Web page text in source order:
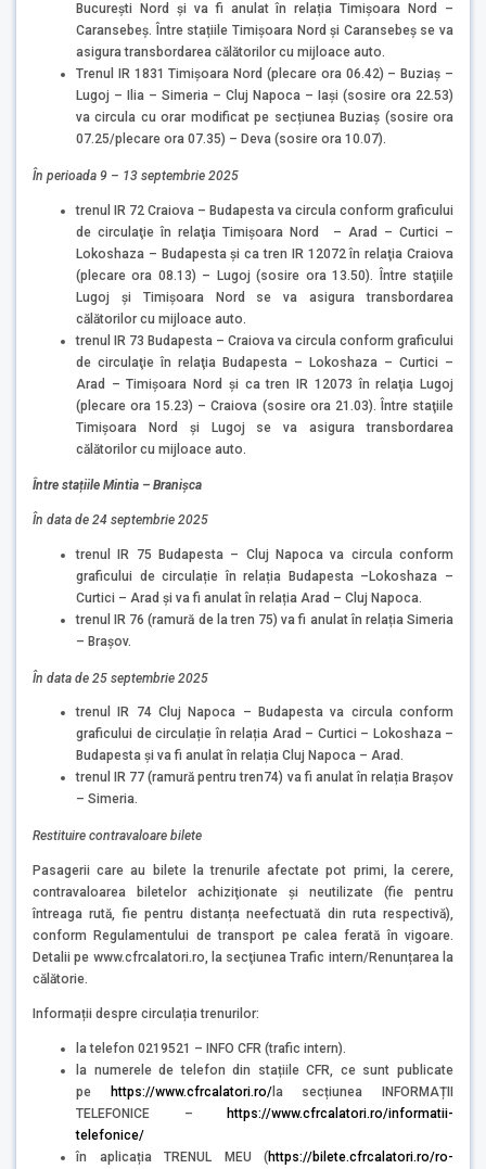
București Nord și va fi anulat în relația Timișoara Nord –
Caransebeș. Între stațiile Timișoara Nord și Caransebeș se va
asigura transbordarea călătorilor cu mijloace auto.
Trenul IR 1831 Timișoara Nord (plecare ora 06.42) – Buziaș –
Lugoj – Ilia – Simeria – Cluj Napoca – Iași (sosire ora 22.53)
va circula cu orar modificat pe secțiunea Buziaș (sosire ora
07.25/plecare ora 07.35) – Deva (sosire ora 10.07).
În perioada 9 – 13 septembrie 2025
trenul IR 72 Craiova – Budapesta va circula conform graficului
de circulaţie în relaţia Timișoara Nord – Arad – Curtici –
Lokoshaza – Budapesta şi ca tren IR 12072 în relaţia Craiova
(plecare ora 08.13) – Lugoj (sosire ora 13.50). Între staţiile
Lugoj şi Timișoara Nord se va asigura transbordarea
călătorilor cu mijloace auto.
trenul IR 73 Budapesta – Craiova va circula conform graficului
de circulaţie în relaţia Budapesta – Lokoshaza – Curtici –
Arad – Timișoara Nord şi ca tren IR 12073 în relaţia Lugoj
(plecare ora 15.23) – Craiova (sosire ora 21.03). Între staţiile
Timişoara Nord şi Lugoj se va asigura transbordarea
călătorilor cu mijloace auto.
Între stațiile Mintia – Branișca
În data de 24 septembrie 2025
trenul IR 75 Budapesta – Cluj Napoca va circula conform
graficului de circulație în relația Budapesta –Lokoshaza –
Curtici – Arad și va fi anulat în relația Arad – Cluj Napoca.
trenul IR 76 (ramură de la tren 75) va fi anulat în relația Simeria
– Brașov.
În data de 25 septembrie 2025
trenul IR 74 Cluj Napoca – Budapesta va circula conform
graficului de circulație în relația Arad – Curtici – Lokoshaza –
Budapesta și va fi anulat în relația Cluj Napoca – Arad.
trenul IR 77 (ramură pentru tren74) va fi anulat în relația Brașov
– Simeria.
Restituire contravaloare bilete
Pasagerii care au bilete la trenurile afectate pot primi, la cerere,
contravaloarea biletelor achiziţionate şi neutilizate (fie pentru
întreaga rută, fie pentru distanța neefectuată din ruta respectivă),
conform Regulamentului de transport pe calea ferată în vigoare.
Detalii pe www.cfrcalatori.ro, la secţiunea Trafic intern/Renunțarea la
călătorie.
Informații despre circulația trenurilor:
la telefon 0219521 – INFO CFR (trafic intern).
la numerele de telefon din stațiile CFR, ce sunt publicate
pe
https://www.cfrcalatori.ro/la secțiunea INFORMAȚII
TELEFONICE –
https://www.cfrcalatori.ro/informatii-
telefonice/
în aplicația TRENUL MEU (https://bilete.cfrcalatori.ro/ro-